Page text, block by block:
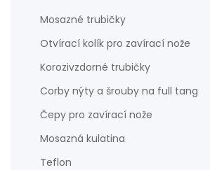
Mosazné trubičky
Otvírací kolík pro zavírací nože
Korozivzdorné trubičky
Corby nýty a šrouby na full tang
Čepy pro zavírací nože
Mosazná kulatina
Teflon